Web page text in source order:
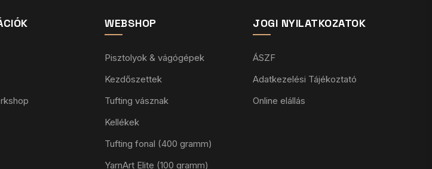
WEBSHOP
Pisztolyok & vágógépek
Kezdőszettek
Tufting vásznak
Kellékek
Tufting fonal (400 gramm)
YarnArt Elite (100 gramm)
JOGI NYILATKOZATOK
ÁSZF
Adatkezelési Tájékoztató
Online elállás